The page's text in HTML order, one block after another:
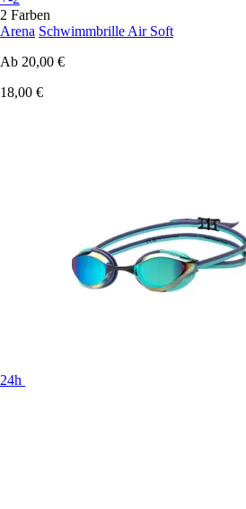
2 Farben
Arena Schwimmbrille Air Soft
Ab 20,00 €
18,00 €
24h